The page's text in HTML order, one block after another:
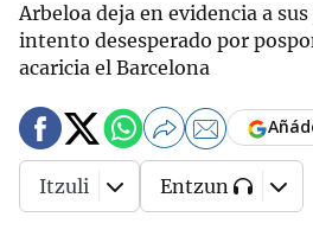
Arbeloa deja en evidencia a
intento desesperado por
acaricia el Barcelona
Itzuli Entzun